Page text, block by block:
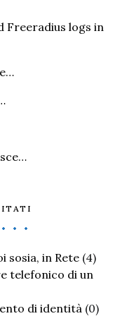
Freeradius logs in
sosia, in Rete (4)
telefonico di un
di identità (0)